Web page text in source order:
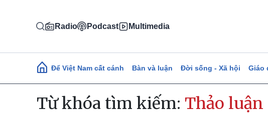
Radio Podcast Multimedia
Main navigation
Để Việt Nam cất cánh Bàn và luận Đời sống - Xã hội Giáo
Từ khóa tìm kiếm: Thảo luận